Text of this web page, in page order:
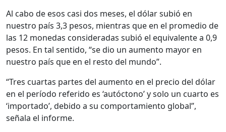
Al cabo de esos casi dos meses, el dólar subió en
nuestro país 3,3 pesos, mientras que en el promedio de
las 12 monedas consideradas subió el equivalente a 0,9
pesos. En tal sentido, “se dio un aumento mayor en
nuestro país que en el resto del mundo”.
“Tres cuartas partes del aumento en el precio del dólar
en el período referido es ‘autóctono’ y solo un cuarto es
‘importado’, debido a su comportamiento global”,
señala el informe.